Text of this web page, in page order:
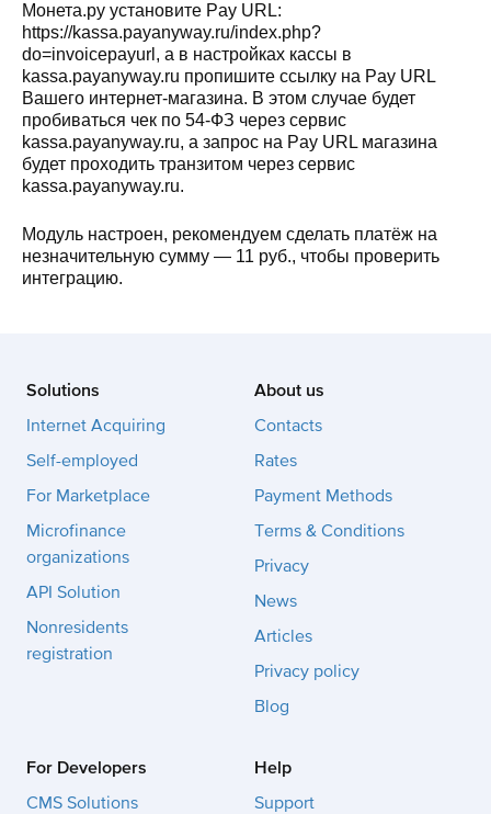
Монета.ру установите Pay URL:
https://kassa.payanyway.ru/index.php?
do=invoicepayurl, а в настройках кассы в
kassa.payanyway.ru пропишите ссылку на Pay URL
Вашего интернет-магазина. В этом случае будет
пробиваться чек по 54-ФЗ через сервис
kassa.payanyway.ru, а запрос на Pay URL магазина
будет проходить транзитом через сервис
kassa.payanyway.ru.
Модуль настроен, рекомендуем сделать платёж на
незначительную сумму — 11 руб., чтобы проверить
интеграцию.
Solutions
Internet Acquiring
Self-employed
For Marketplace
Microfinance
organizations
API Solution
Nonresidents
registration
About us
Contacts
Rates
Payment Methods
Terms & Conditions
Privacy
News
Articles
Privacy policy
Blog
For Developers
CMS Solutions
Help
Support